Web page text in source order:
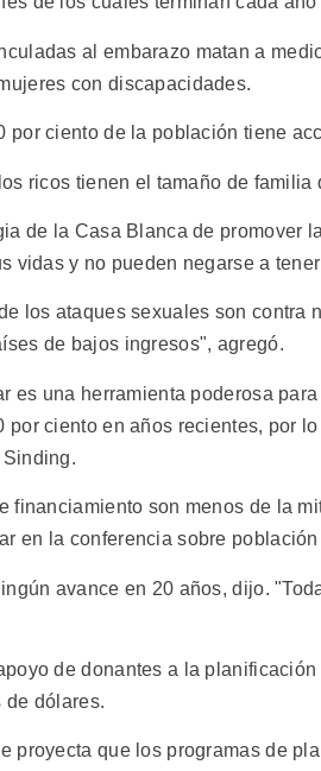
al embarazo matan a
con discapacidades.
por ciento de la población tiene
ricos tienen el tamaño de familia
de la Casa Blanca de promover
vidas y no pueden negarse a
los ataques sexuales son contra
de bajos ingresos", agregó.
es una herramienta poderosa
por ciento en años recientes, por
financiamiento son menos de la
en la conferencia sobre
avance en 20 años, dijo.
de donantes a la
de dólares.
proyecta que los programas de